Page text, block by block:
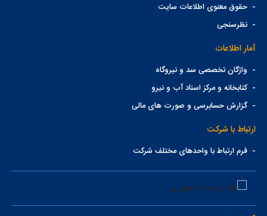
-حقوق معنوی اطلاعات سایت
-نظرسنجی
آمار اطلاعات
- واژگان تخصصی سد و نیروگاه
-کتابخانه و مرکز اسناد آب و نیرو
-گزارش حسابرسی و صورت های مالی
ارتباط با شرکت
-فرم ارتباط با واحدهای مختلف شرکت